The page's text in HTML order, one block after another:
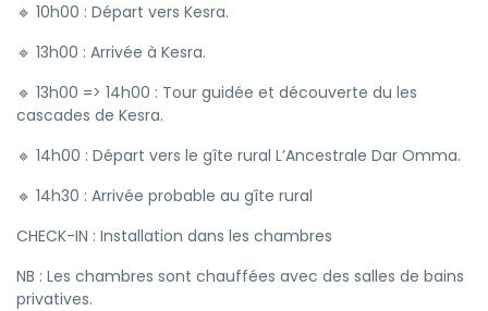
🔹 10h00 : Départ vers Kesra.
🔹 13h00 : Arrivée à Kesra.
🔹 13h00 => 14h00 : Tour guidée et découverte du les
cascades de Kesra.
🔹 14h00 : Départ vers le gîte rural L’Ancestrale Dar Omma.
🔹 14h30 : Arrivée probable au gîte rural
CHECK-IN : Installation dans les chambres
NB : Les chambres sont chauffées avec des salles de bains
privatives.